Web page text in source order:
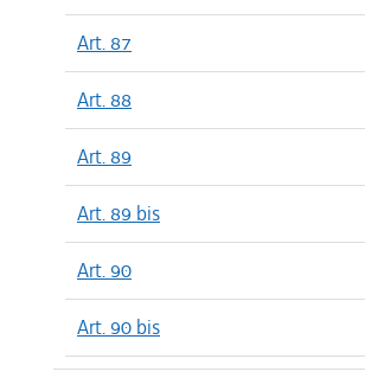
Art. 87
Art. 88
Art. 89
Art. 89 bis
Art. 90
Art. 90 bis